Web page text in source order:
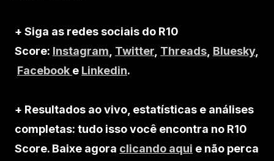
+ Siga as redes sociais do R10
Score: Instagram, Twitter, Threads, Bluesky,
Facebook e Linkedin.
+ Resultados ao vivo, estatísticas e análises
completas: tudo isso você encontra no R10
Score. Baixe agora clicando aqui e não perca